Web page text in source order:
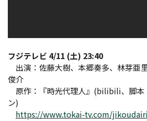
フジテレビ 4/11 (土) 23:40
出演：佐藤大樹、本郷奏多、林芽亜
俊介
原作：『時光代理人』(bilibili、脚本
ン)
https://www.tokai-tv.com/